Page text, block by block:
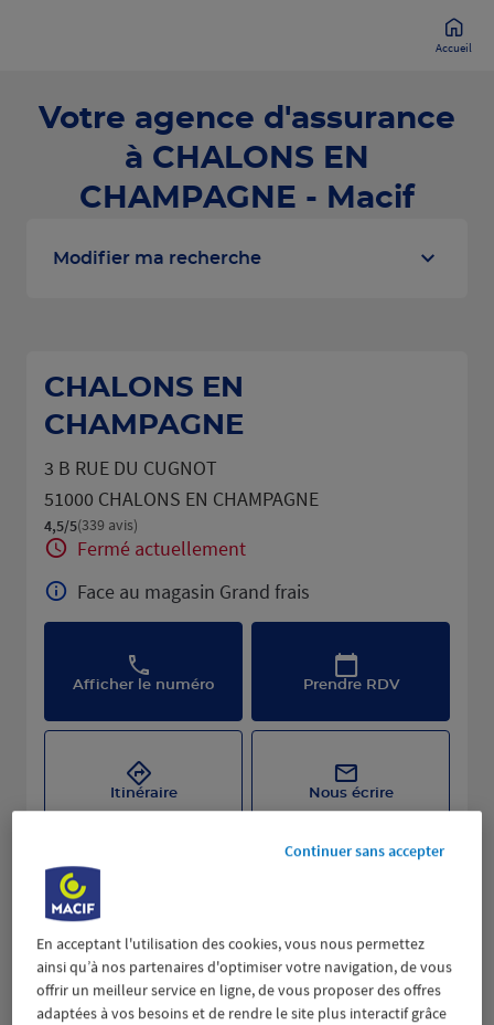
Accueil
Votre agence d'assurance
à CHALONS EN
CHAMPAGNE - Macif
Modifier ma recherche
CHALONS EN
CHAMPAGNE
3 B RUE DU CUGNOT
51000 CHALONS EN CHAMPAGNE
4,5/5Note de 4.5 sur 5
(339 avis)
Fermé actuellement
Face au magasin Grand frais
Afficher le numéro Prendre RDV
Itinéraire Nous écrire
En acceptant l'utilisation des cookies, vous nous permettez
ainsi qu’à nos partenaires d'optimiser votre navigation, de vous
offrir un meilleur service en ligne, de vous proposer des offres
adaptées à vos besoins et de rendre le site plus interactif grâce
Continuer sans accepter